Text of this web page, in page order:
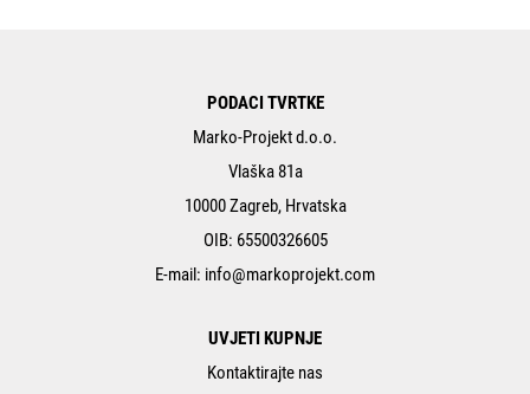
PODACI TVRTKE
Marko-Projekt d.o.o.
Vlaška 81a
10000 Zagreb, Hrvatska
OIB: 65500326605
E-mail: info@markoprojekt.com
UVJETI KUPNJE
Kontaktirajte nas